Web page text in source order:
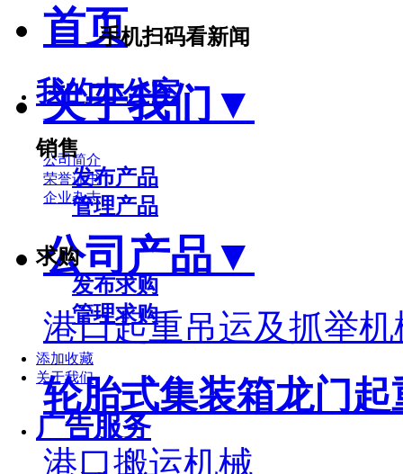
手机扫码看新闻
我的办公室
销售
发布产品
管理产品
求购
发布求购
管理求购
添加收藏
关于我们
广告服务
首页
关于我们 ▼
公司简介
荣誉证书
企业杂志
公司产品▼
港口起重吊运及抓举机
轮胎式集装箱龙门起
港口搬运机械